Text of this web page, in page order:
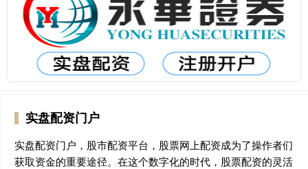
实盘配资门户
实盘配资门户，股市配资平台，股票网上配资成为了操作者们
获取资金的重要途径。在这个数字化的时代，股票配资的灵活